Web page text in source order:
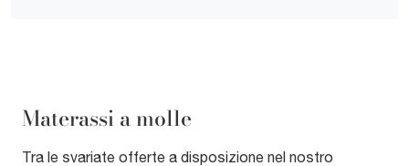
Materassi a molle
Tra le svariate offerte a disposizione nel nostro